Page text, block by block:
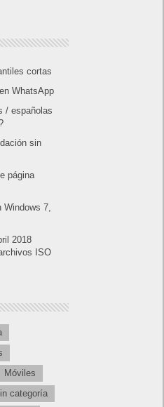
cortas
WhatsApp
/ españolas
sin
página
7,
2018
ISO
Móviles
categoría